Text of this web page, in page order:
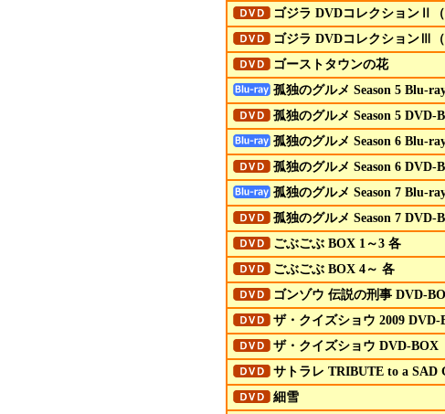
ゴジラ DVDコレクションⅡ（
ゴジラ DVDコレクションⅢ（
ゴーストタウンの花
孤独のグルメ Season 5 Blu-
孤独のグルメ Season 5 DVD-
孤独のグルメ Season 6 Blu-
孤独のグルメ Season 6 DVD-
孤独のグルメ Season 7 Blu-
孤独のグルメ Season 7 DVD-
ごぶごぶ BOX 1～3 各
ごぶごぶ BOX 4～ 各
ゴンゾウ 伝説の刑事 DVD-
ザ・クイズショウ 2009 DVD-
ザ・クイズショウ DVD-BOX
サトラレ TRIBUTE to a SAD
細雪